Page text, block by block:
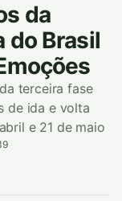
da
do Brasil
terceira fase
de ida e volta
e 21 de maio